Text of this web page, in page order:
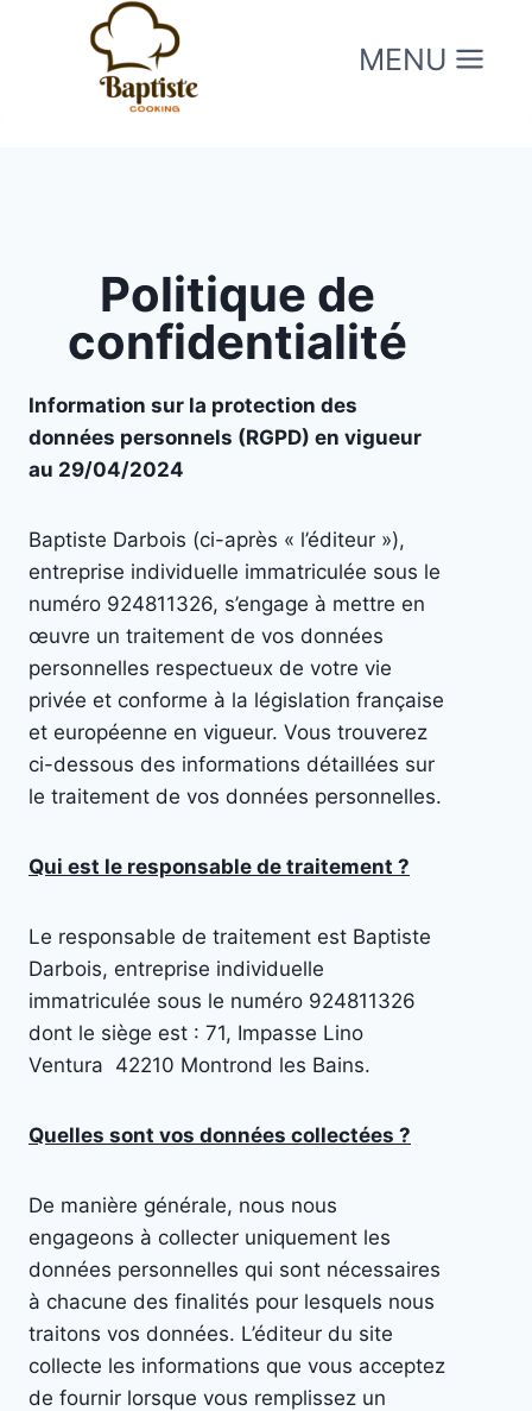
MENU
Politique de
confidentialité
Information sur la protection des
données personnels (RGPD) en vigueur
au 29/04/2024
Baptiste Darbois (ci-après « l’éditeur »),
entreprise individuelle immatriculée sous le
numéro 924811326, s’engage à mettre en
œuvre un traitement de vos données
personnelles respectueux de votre vie
privée et conforme à la législation française
et européenne en vigueur. Vous trouverez
ci-dessous des informations détaillées sur
le traitement de vos données personnelles.
Qui est le responsable de traitement ?
Le responsable de traitement est Baptiste
Darbois, entreprise individuelle
immatriculée sous le numéro 924811326
dont le siège est : 71, Impasse Lino
Ventura 42210 Montrond les Bains.
Quelles sont vos données collectées ?
De manière générale, nous nous
engageons à collecter uniquement les
données personnelles qui sont nécessaires
à chacune des finalités pour lesquels nous
traitons vos données. L’éditeur du site
collecte les informations que vous acceptez
de fournir lorsque vous remplissez un